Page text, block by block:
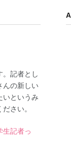
記者とし
んの新しい
いというみ
さい。
生記者っ